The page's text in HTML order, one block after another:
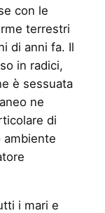
con le
terrestri
di anni fa. Il
in radici,
è sessuata
ne
di
ambiente
i mari e